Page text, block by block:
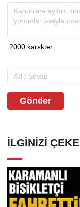
Gönder
İLGINIZI